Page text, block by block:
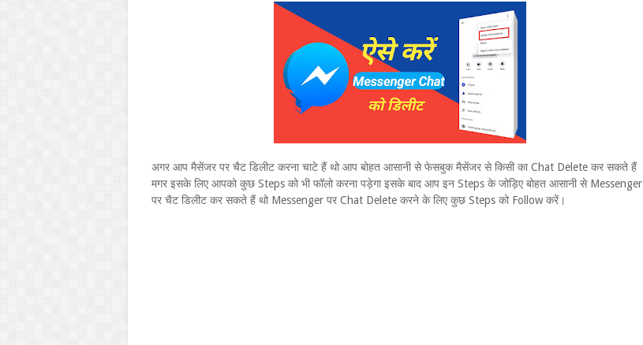
अगर आप मैसेंजर पर चैट डिलीट करना चाटे हैं थो आप बोहत आसानी से फेसबुक मैसेंजर से किसी का Chat Delete कर सकते हैं
मगर इसके लिए आपको कुछ Steps को भी फॉलो करना पड़ेगा इसके बाद आप इन Steps के जोड़िए बोहत आसानी से Messenger
पर चैट डिलीट कर सकते हैं थो Messenger पर Chat Delete करने के लिए कुछ Steps को Follow करें।